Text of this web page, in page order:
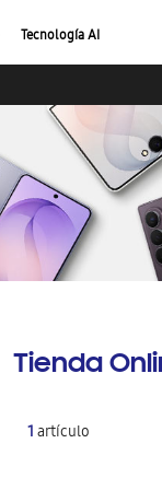
Tecnología AI
Tienda
1artículo